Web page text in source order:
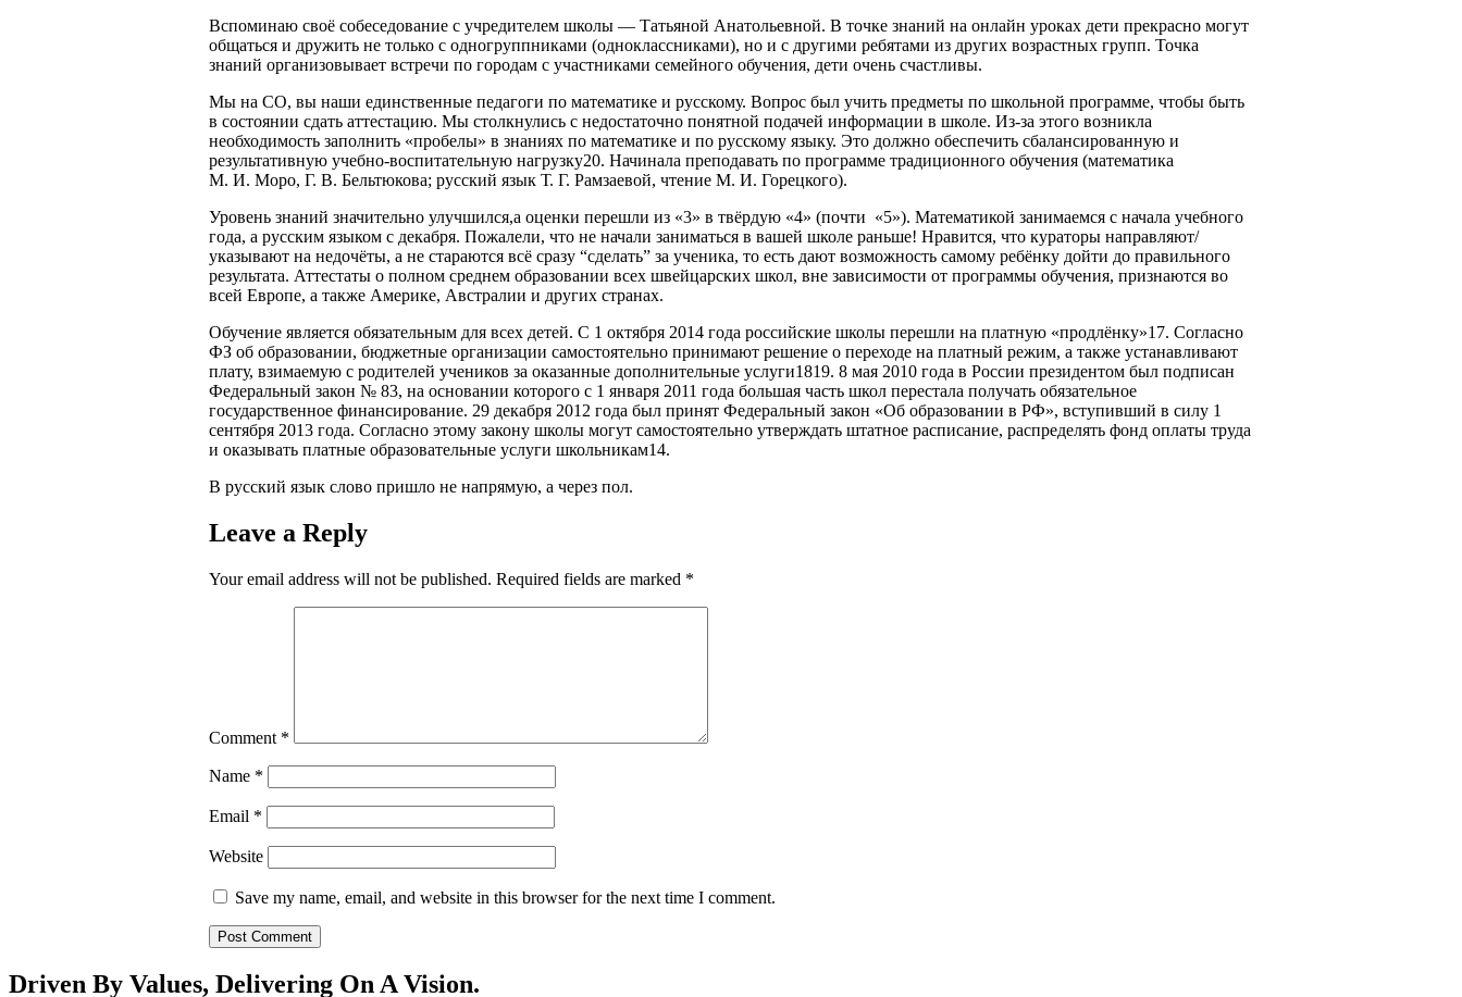
Вспоминаю своё собеседование с учредителем школы — Татьяной Анатольевной. В точке знаний на онлайн уроках дети прекрасно могут
общаться и дружить не только с одногруппниками (одноклассниками), но и с другими ребятами из других возрастных групп. Точка
знаний организовывает встречи по городам с участниками семейного обучения, дети очень счастливы.
Мы на СО, вы наши единственные педагоги по математике и русскому. Вопрос был учить предметы по школьной программе, чтобы быть
в состоянии сдать аттестацию. Мы столкнулись с недостаточно понятной подачей информации в школе. Из-за этого возникла
необходимость заполнить «пробелы» в знаниях по математике и по русскому языку. Это должно обеспечить сбалансированную и
результативную учебно-воспитательную нагрузку20. Начинала преподавать по программе традиционного обучения (математика
М. И. Моро, Г. В. Бельтюкова; русский язык Т. Г. Рамзаевой, чтение М. И. Горецкого).
Уровень знаний значительно улучшился,а оценки перешли из «3» в твёрдую «4» (почти «5»). Математикой занимаемся с начала учебного
года, а русским языком с декабря. Пожалели, что не начали заниматься в вашей школе раньше! Нравится, что кураторы направляют/
указывают на недочёты, а не стараются всё сразу “сделать” за ученика, то есть дают возможность самому ребёнку дойти до правильного
результата. Аттестаты о полном среднем образовании всех швейцарских школ, вне зависимости от программы обучения, признаются во
всей Европе, а также Америке, Австралии и других странах.
Обучение является обязательным для всех детей. С 1 октября 2014 года российские школы перешли на платную «продлёнку»17. Согласно
ФЗ об образовании, бюджетные организации самостоятельно принимают решение о переходе на платный режим, а также устанавливают
плату, взимаемую с родителей учеников за оказанные дополнительные услуги1819. 8 мая 2010 года в России президентом был подписан
Федеральный закон № 83, на основании которого с 1 января 2011 года большая часть школ перестала получать обязательное
государственное финансирование. 29 декабря 2012 года был принят Федеральный закон «Об образовании в РФ», вступивший в силу 1
сентября 2013 года. Согласно этому закону школы могут самостоятельно утверждать штатное расписание, распределять фонд оплаты труда
и оказывать платные образовательные услуги школьникам14.
В русский язык слово пришло не напрямую, а через пол.
Leave a Reply
Your email address will not be published. Required fields are marked *
Comment *
Name *
Email *
Website
Save my name, email, and website in this browser for the next time I comment.
Driven By Values, Delivering On A Vision.